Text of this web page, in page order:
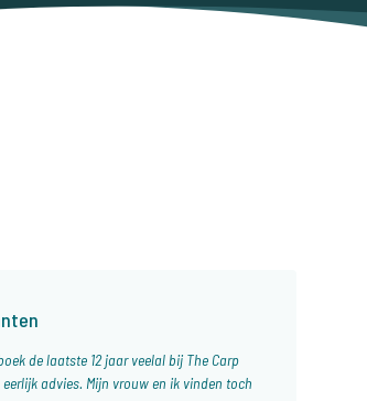
de laatste 12 jaar veelal bij The Carp
advies. Mijn vrouw en ik vinden toch